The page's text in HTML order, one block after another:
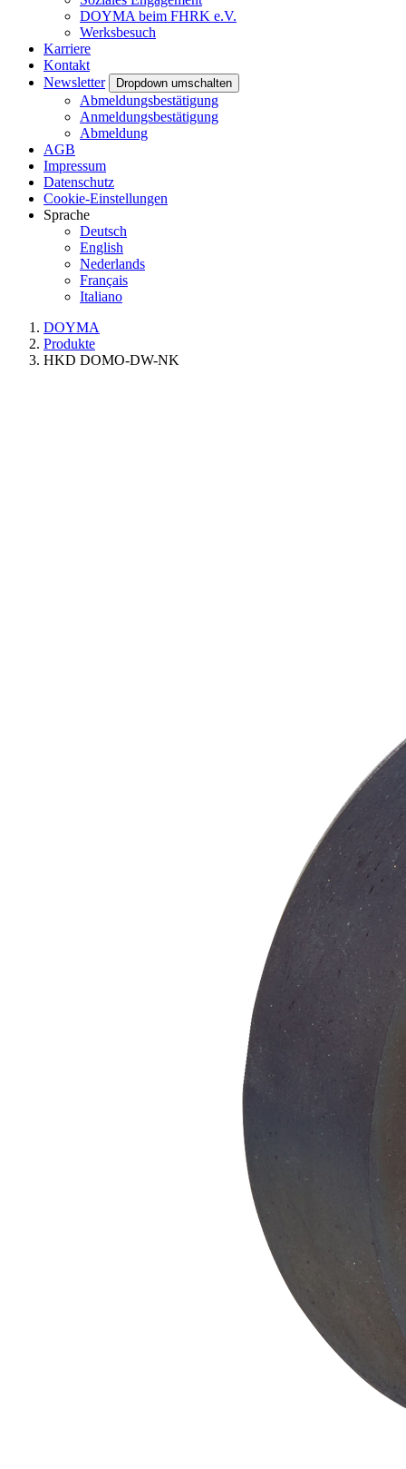
DOYMA beim FHRK e.V.
Werksbesuch
Karriere
Kontakt
Newsletter
Dropdown umschalten
Abmeldungsbestätigung
Anmeldungsbestätigung
Abmeldung
AGB
Impressum
Datenschutz
Cookie-Einstellungen
Sprache
Deutsch
English
Nederlands
Français
Italiano
DOYMA
Produkte
HKD DOMO-DW-NK